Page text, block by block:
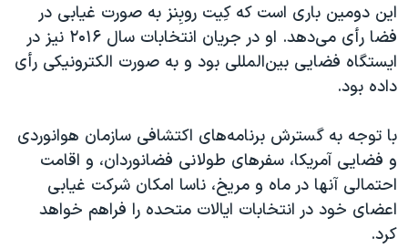
این دومین باری است که کِیت روبِنز به صورت غیابی در
فضا رأی می‌دهد. او در جریان انتخابات سال ۲۰۱۶ نیز در
ایستگاه فضایی بین‌المللی بود و به صورت الکترونیکی رأی
داده بود.
با توجه به گسترش برنامه‌های اکتشافی سازمان هوانوردی
و فضایی آمریکا، سفرهای طولانی فضانوردان، و اقامت
احتمالی آنها در ماه و مریخ، ناسا امکان شرکت غیابی
اعضای خود در انتخابات ایالات متحده را فراهم خواهد
کرد.